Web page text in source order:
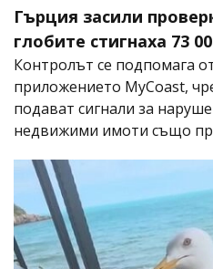
Гърция засили
глобите стигнаха 73
Контролът се подпомага
приложението MyCoast,
подават сигнали за
недвижими имоти също